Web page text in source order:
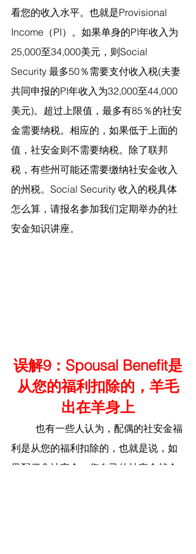
看您的收入水平。也就是Provisional
Income（PI）。如果单身的PI年收入为
25,000至34,000美元，则Social
Security 最多50％需要支付收入税(夫妻
共同申报的PI年收入为32,000至44,000
美元)。超过上限值，最多有85％的社安
金需要纳税。相应的，如果低于上面的
值，社安金则不需要纳税。除了联邦
税，有些州可能还需要缴纳社安金收入
的州税。Social Security 收入的税具体
怎么算，请报名参加我们定期举办的社
安金知识讲座。
误解9：Spousal Benefit是
从您的福利扣除的，羊毛
出在羊身上
利是从您的福利扣除的，也就是说，如
果配偶拿社安金，您自己的社安金就会